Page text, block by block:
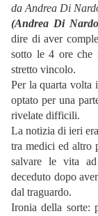
da Andrea Di
(Andrea Di
dire di aver
sotto le 4 ore che
stretto vincolo.
Per la quarta volta
optato per una
rivelate difficili.
La notizia di ieri
tra medici ed altro
salvare le vita
deceduto dopo
dal traguardo.
Ironia della sorte: